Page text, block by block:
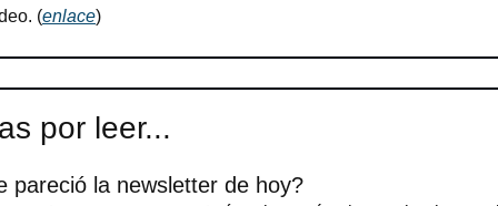
(enlace)
por leer...
pareció la newsletter de hoy?